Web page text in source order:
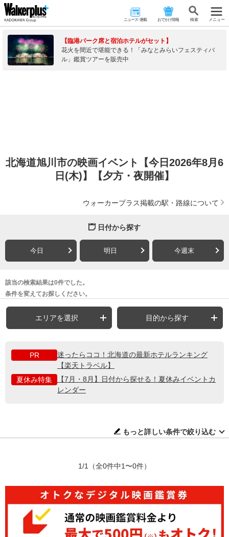
ニュース･連載 おでかけ情報 検 索 メニュー
【臨港パーク席と宿泊ホテルがセット】
花火を間近で堪能できる！「みなとみらいフェスティバ
ル」鑑賞ツアーを販売中
北海道旭川市の映画イベント【今日2026年8月6
日(木)】【夕方・夜開催】
ウォーカープラス掲載の駅・路線について
日付から探す
今日 明日 今週末
該当の検索結果は0件でした。
条件を変えてお探しください。
エリアを選択 目的から探す
PR
迷ったらココ！北海道の最新ホテルランキング
【楽天トラベル】
夏休み特集
【7月・8月】日付から探せる！夏休みイベントカ
レンダー
もっと詳しい条件で絞り込む
1/1 （全0件中1〜0件）